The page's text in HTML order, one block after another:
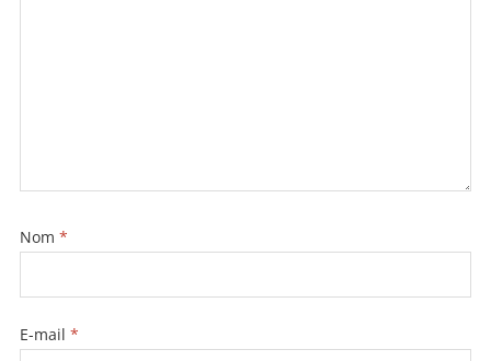
Nom *
E-mail *